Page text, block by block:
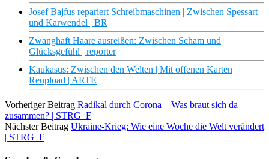
Josef Bajfus repariert Schreibmaschinen | Zwischen Spessart
und Karwendel | BR
Zwanghaft Haare ausreißen: Zwischen Scham und
Glücksgefühl | reporter
Kaukasus: Zwischen den Welten | Mit offenen Karten
Reupload | ARTE
Vorheriger Beitrag Radikal durch Corona – Was braut sich da
zusammen? | STRG_F
Nächster Beitrag Ukraine-Krieg: Wie eine Woche die Welt verändert
| STRG_F